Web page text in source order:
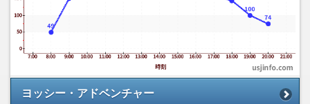
ヨッシー・アドベンチャー